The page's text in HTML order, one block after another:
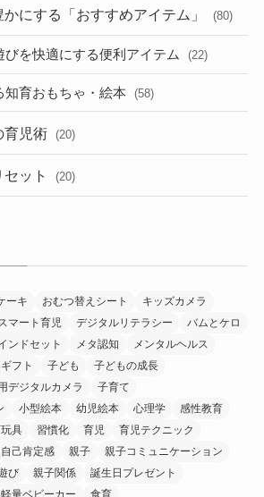
にする「おすすめアイテム」 (80)
びを快適にする便利アイテム (22)
知育おもちゃ・絵本 (58)
育児術 (20)
ット (20)
ーキ おむつ替えシート
キッズカメラ
マート育児 デジタルリテラシー
バムとケロ
ンドセット メタ認知
メンタルヘルス
フト 子ども
子どもの成長
デジタルカメラ
子育て
小型絵本 幼児絵本 心理学
感性教育
具 習慣化 育児
育児テクニック
自己肯定感 親子
親子コミュニケーション
び 親子関係
誕生日プレゼント
軽量ベビーカー 食育